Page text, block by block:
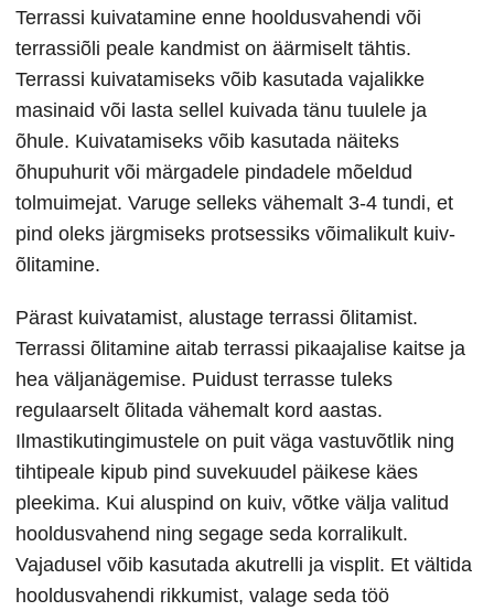
Terrassi kuivatamine enne hooldusvahendi või
terrassiõli peale kandmist on äärmiselt tähtis.
Terrassi kuivatamiseks võib kasutada vajalikke
masinaid või lasta sellel kuivada tänu tuulele ja
õhule. Kuivatamiseks võib kasutada näiteks
õhupuhurit või märgadele pindadele mõeldud
tolmuimejat. Varuge selleks vähemalt 3-4 tundi, et
pind oleks järgmiseks protsessiks võimalikult kuiv-
õlitamine.
Pärast kuivatamist, alustage terrassi õlitamist.
Terrassi õlitamine aitab terrassi pikaajalise kaitse ja
hea väljanägemise. Puidust terrasse tuleks
regulaarselt õlitada vähemalt kord aastas.
Ilmastikutingimustele on puit väga vastuvõtlik ning
tihtipeale kipub pind suvekuudel päikese käes
pleekima. Kui aluspind on kuiv, võtke välja valitud
hooldusvahend ning segage seda korralikult.
Vajadusel võib kasutada akutrelli ja visplit. Et vältida
hooldusvahendi rikkumist, valage seda töö